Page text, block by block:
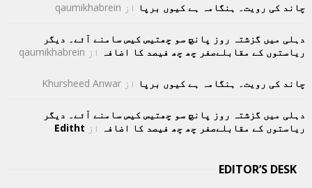
چاند کی رویت۔ ہنگامہ ہے کیوں برپا از qaumikhabrein
دہلی میں گزشتہ روز پانچ سو چھتیس کیس سامنے آئے۔ دیگر
ریاستوں کے مقابلےصفر چھ چھ فیصد کا اضافہ از qaumikhabrein
چاند کی رویت۔ ہنگامہ ہے کیوں برپا از Khursheed Anwar
دہلی میں گزشتہ روز پانچ سو چھتیس کیس سامنے آئے۔ دیگر
ریاستوں کے مقابلےصفر چھ چھ فیصد کا اضافہ از Editht
EDITOR’S DESK